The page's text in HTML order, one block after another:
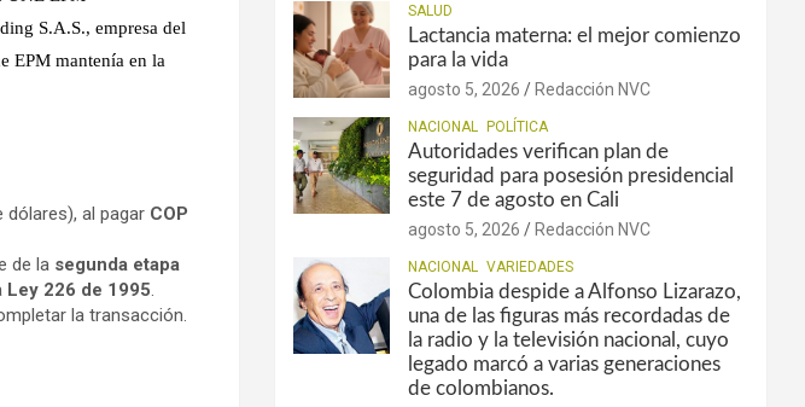
S.A.S., empresa del
EPM mantenía en la
dólares), al pagar COP
de la segunda etapa
Ley 226 de 1995.
la transacción.
SALUD
Lactancia materna: el mejor comienzo
para la vida
agosto 5, 2026 Redacción NVC
NACIONAL POLÍTICA
Autoridades verifican plan de
seguridad para posesión presidencial
este 7 de agosto en Cali
agosto 5, 2026 Redacción NVC
NACIONAL VARIEDADES
Colombia despide a Alfonso Lizarazo,
una de las figuras más recordadas de
la radio y la televisión nacional, cuyo
legado marcó a varias generaciones
de colombianos.